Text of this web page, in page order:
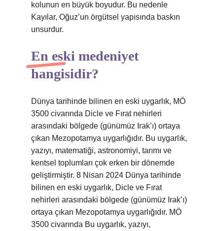
kolunun en büyük boyudur. Bu nedenle
Kayılar, Oğuz’un örgütsel yapısında baskın
unsurdur.
En eski medeniyet
hangisidir?
Dünya tarihinde bilinen en eski uygarlık, MÖ
3500 civarında Dicle ve Fırat nehirleri
arasındaki bölgede (günümüz Irak’ı) ortaya
çıkan Mezopotamya uygarlığıdır. Bu uygarlık,
yazıyı, matematiği, astronomiyi, tarımı ve
kentsel toplumları çok erken bir dönemde
geliştirmiştir. 8 Nisan 2024 Dünya tarihinde
bilinen en eski uygarlık, Dicle ve Fırat
nehirleri arasındaki bölgede (günümüz Irak’ı)
ortaya çıkan Mezopotamya uygarlığıdır. MÖ
3500 civarında Bu uygarlık, yazıyı,